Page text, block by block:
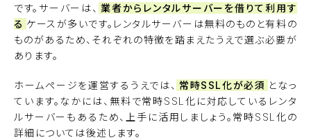
です。サーバーは、 業者からレンタルサーバーを借りて利用す
る ケースが多いです。レンタルサーバーは無料のものと有料の
ものがあるため、それぞれの特徴を踏まえたうえで選ぶ必要が
あります。
ホームページを運営するうえでは、 常時SSL化が必須 となっ
ています。なかには、無料で常時SSL化に対応しているレンタ
ルサーバーもあるため、上手に活用しましょう。常時SSL化の
詳細については後述します。